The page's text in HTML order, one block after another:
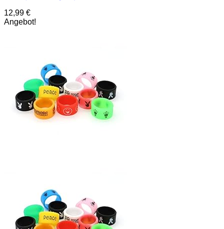
12,99 €
Angebot!